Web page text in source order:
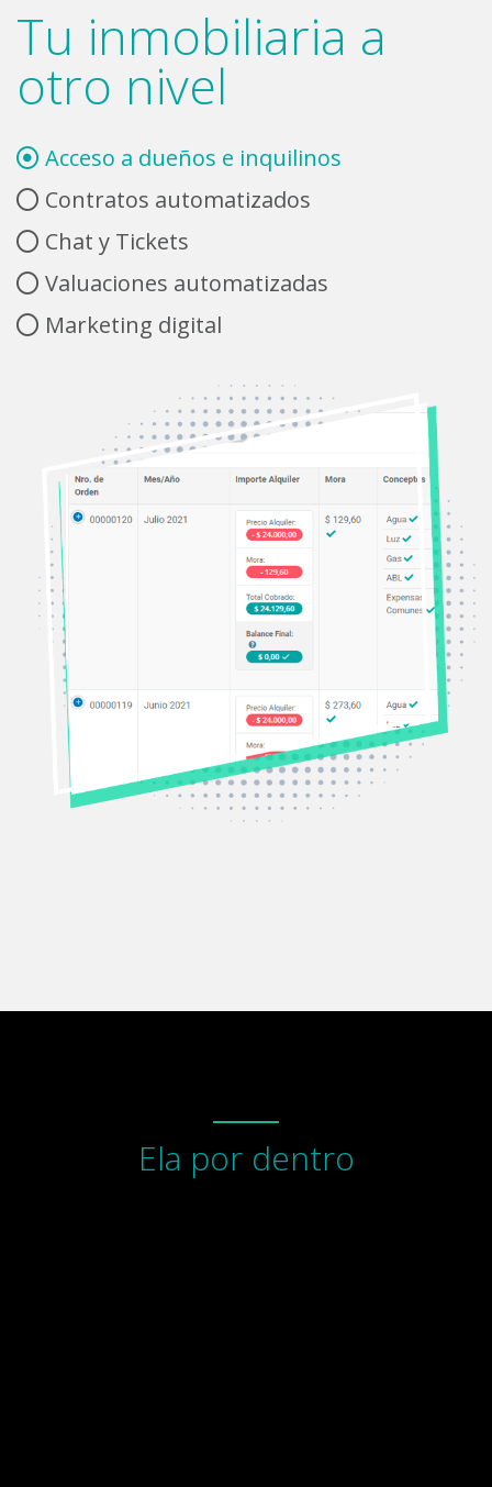
Tu inmobiliaria a
otro nivel
Acceso a dueños e inquilinos
Contratos automatizados
Chat y Tickets
Valuaciones automatizadas
Marketing digital
Ela por dentro